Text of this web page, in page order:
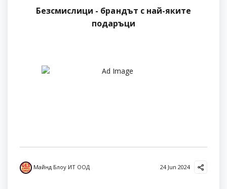
Безсмислици - брандът с най-яките
подаръци
Майнд Блоу ИТ ООД 24 Jun 2024